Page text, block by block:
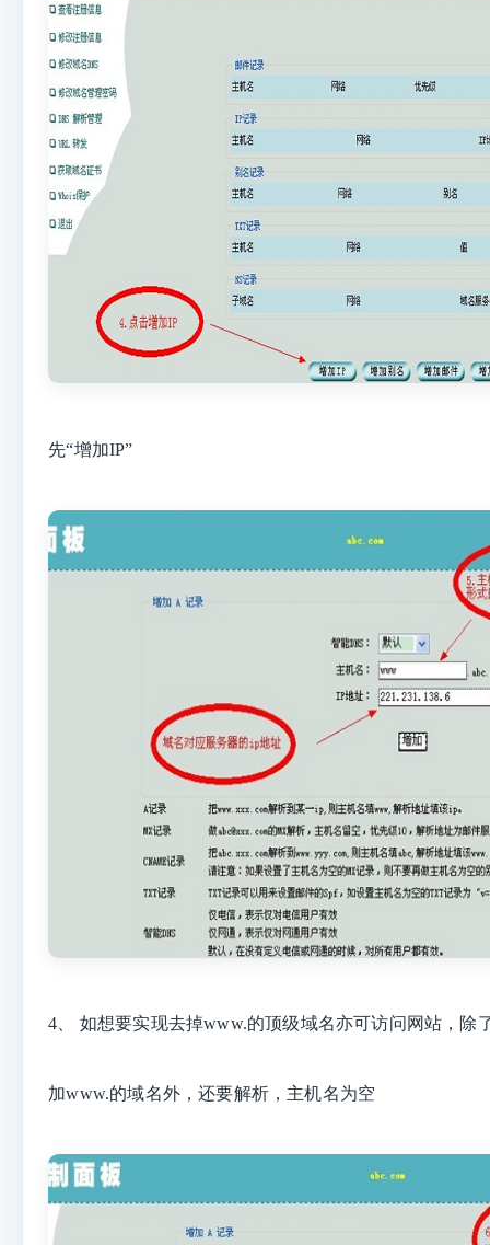
先“增加IP”
4、 如想要实现去掉www.的顶级域名亦可访问网站，除
加www.的域名外，还要解析，主机名为空